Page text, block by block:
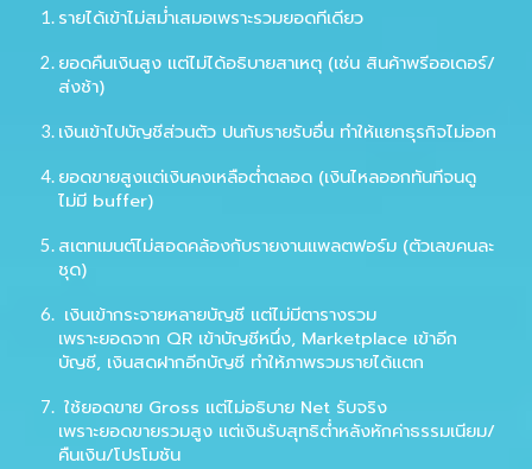
รายได้เข้าไม่สม่ำเสมอเพราะรวมยอดทีเดียว
ยอดคืนเงินสูง แต่ไม่ได้อธิบายสาเหตุ (เช่น สินค้าพรีออเดอร์/
ส่งช้า)
เงินเข้าไปบัญชีส่วนตัว ปนกับรายรับอื่น ทำให้แยกธุรกิจไม่ออก
ยอดขายสูงแต่เงินคงเหลือต่ำตลอด (เงินไหลออกทันทีจนดู
ไม่มี buffer)
สเตทเมนต์ไม่สอดคล้องกับรายงานแพลตฟอร์ม (ตัวเลขคนละ
ชุด)
เงินเข้ากระจายหลายบัญชี แต่ไม่มีตารางรวม
เพราะยอดจาก QR เข้าบัญชีหนึ่ง, Marketplace เข้าอีก
บัญชี, เงินสดฝากอีกบัญชี ทำให้ภาพรวมรายได้แตก
ใช้ยอดขาย Gross แต่ไม่อธิบาย Net รับจริง
เพราะยอดขายรวมสูง แต่เงินรับสุทธิต่ำหลังหักค่าธรรมเนียม/
คืนเงิน/โปรโมชัน